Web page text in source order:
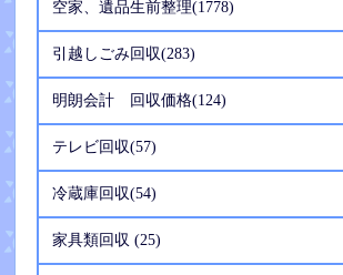
空家、遺品生前整理(1778)
引越しごみ回収(283)
明朗会計 回収価格(124)
テレビ回収(57)
冷蔵庫回収(54)
家具類回収 (25)